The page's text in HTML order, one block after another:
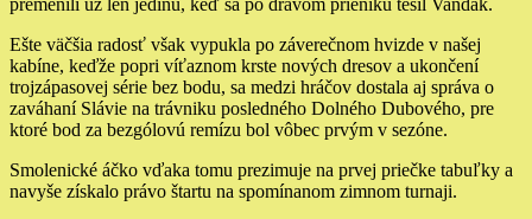
Ešte väčšia radosť však vypukla po záverečnom hvizde v našej
kabíne, keďže popri víťaznom krste nových dresov a ukončení
trojzápasovej série bez bodu, sa medzi hráčov dostala aj správa o
zaváhaní Slávie na trávniku posledného Dolného Dubového, pre
ktoré bod za bezgólovú remízu bol vôbec prvým v sezóne.
Smolenické áčko vďaka tomu prezimuje na prvej priečke tabuľky a
navyše získalo právo štartu na spomínanom zimnom turnaji.